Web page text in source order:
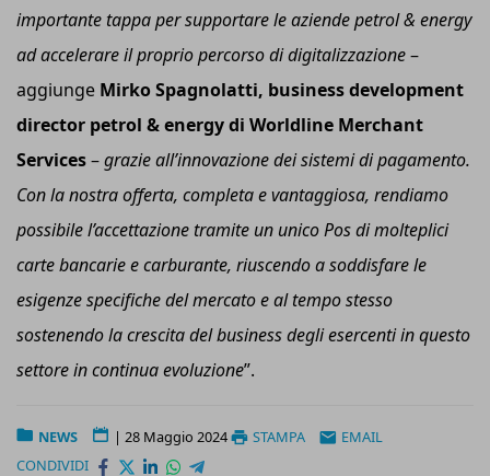
importante tappa per supportare le aziende petrol & energy
ad accelerare il proprio percorso di digitalizzazione–
aggiunge Mirko Spagnolatti, business development
director petrol & energy di Worldline Merchant
Services–grazie all’innovazione dei sistemi di pagamento.
Con la nostra offerta, completa e vantaggiosa, rendiamo
possibile l’accettazione tramite un unico Pos di molteplici
carte bancarie e carburante, riuscendo a soddisfare le
esigenze specifiche del mercato e al tempo stesso
sostenendo la crescita del business degli esercenti in questo
settore in continua evoluzione”.
NEWS | 28 Maggio 2024 STAMPA
EMAIL
CONDIVIDI